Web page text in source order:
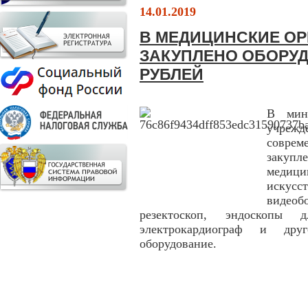
14.01.2019
В МЕДИЦИНСКИЕ
ЗАКУПЛЕНО
РУБЛЕЙ
В
резектоскоп, эндоскопы
электрокардиограф и
оборудование.